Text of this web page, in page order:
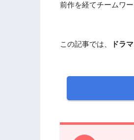
前作を経てチームワ
この記事では、 ドラ